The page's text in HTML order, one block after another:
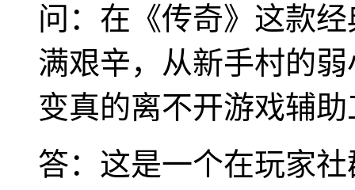
问：在《传奇》这款
满艰辛，从新手村的
变真的离不开游戏辅
答：这是一个在玩家